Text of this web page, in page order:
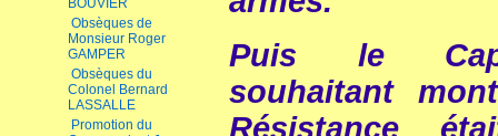
BOUVIER
Obsèques de
Monsieur Roger
GAMPER
Obsèques du
Colonel Bernard
LASSALLE
Promotion du
Puis le
souhaitant
Résistance